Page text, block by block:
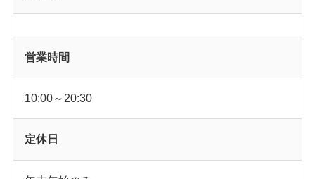
営業時間
10:00～20:30
定休日